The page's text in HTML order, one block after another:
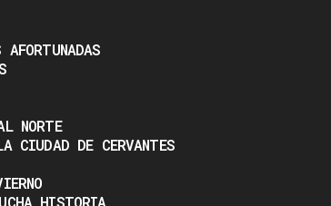
NORTE
CIUDAD DE CERVANTES
HISTORIA